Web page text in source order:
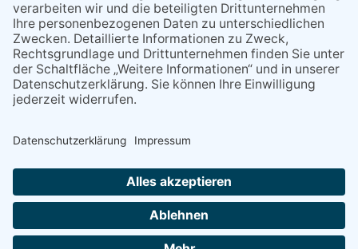
04.02.2026
Gelbe Tonne – Ein kleiner Blick
über den Tellerand
04.02.2026
Plastikersparnis durch Nutzung
von Gelber Tonne statt Säcken
NACH OBEN
Alle Rechte vorbehalten - Eppsteiner Zeitung Druck- und Verlags-
GmbH